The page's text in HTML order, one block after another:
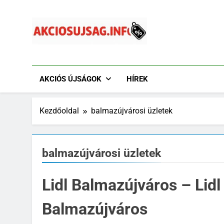
tartalomra
Akciósújság.info
AKCIÓS ÚJSÁGOK HÍREK
Kezdőoldal balmazújvárosi üzletek
balmazújvárosi üzletek
Lidl Balmazújváros – Lidl
Balmazújváros